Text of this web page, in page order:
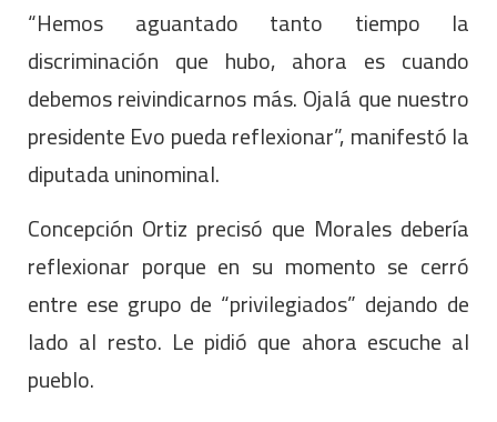
“Hemos aguantado tanto tiempo la
discriminación que hubo, ahora es cuando
debemos reivindicarnos más. Ojalá que nuestro
presidente Evo pueda reflexionar”, manifestó la
diputada uninominal.
Concepción Ortiz precisó que Morales debería
reflexionar porque en su momento se cerró
entre ese grupo de “privilegiados” dejando de
lado al resto. Le pidió que ahora escuche al
pueblo.